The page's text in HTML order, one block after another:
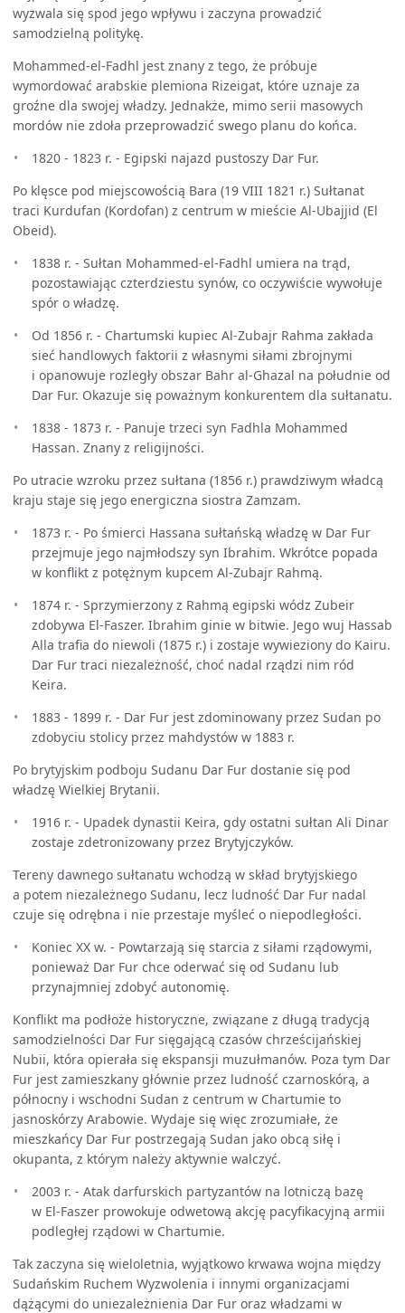
wyzwala się spod jego wpływu i zaczyna prowadzić
samodzielną politykę.
Mohammed-el-Fadhl jest znany z tego, że próbuje
wymordować arabskie plemiona Rizeigat, które uznaje za
groźne dla swojej władzy. Jednakże, mimo serii masowych
mordów nie zdoła przeprowadzić swego planu do końca.
1820 - 1823 r. - Egipski najazd pustoszy Dar Fur.
Po klęsce pod miejscowością Bara (19 VIII 1821 r.) Sułtanat
traci Kurdufan (Kordofan) z centrum w mieście Al-Ubajjid (El
Obeid).
1838 r. - Sułtan Mohammed-el-Fadhl umiera na trąd,
pozostawiając czterdziestu synów, co oczywiście wywołuje
spór o władzę.
Od 1856 r. - Chartumski kupiec Al-Zubajr Rahma zakłada
sieć handlowych faktorii z własnymi siłami zbrojnymi
i opanowuje rozległy obszar Bahr al-Ghazal na południe od
Dar Fur. Okazuje się poważnym konkurentem dla sułtanatu.
1838 - 1873 r. - Panuje trzeci syn Fadhla Mohammed
Hassan. Znany z religijności.
Po utracie wzroku przez sułtana (1856 r.) prawdziwym władcą
kraju staje się jego energiczna siostra Zamzam.
1873 r. - Po śmierci Hassana sułtańską władzę w Dar Fur
przejmuje jego najmłodszy syn Ibrahim. Wkrótce popada
w konflikt z potężnym kupcem Al-Zubajr Rahmą.
1874 r. - Sprzymierzony z Rahmą egipski wódz Zubeir
zdobywa El-Faszer. Ibrahim ginie w bitwie. Jego wuj Hassab
Alla trafia do niewoli (1875 r.) i zostaje wywieziony do Kairu.
Dar Fur traci niezależność, choć nadal rządzi nim ród
Keira.
1883 - 1899 r. - Dar Fur jest zdominowany przez Sudan po
zdobyciu stolicy przez mahdystów w 1883 r.
Po brytyjskim podboju Sudanu Dar Fur dostanie się pod
władzę Wielkiej Brytanii.
1916 r. - Upadek dynastii Keira, gdy ostatni sułtan Ali Dinar
zostaje zdetronizowany przez Brytyjczyków.
Tereny dawnego sułtanatu wchodzą w skład brytyjskiego
a potem niezależnego Sudanu, lecz ludność Dar Fur nadal
czuje się odrębna i nie przestaje myśleć o niepodległości.
Koniec XX w. - Powtarzają się starcia z siłami rządowymi,
ponieważ Dar Fur chce oderwać się od Sudanu lub
przynajmniej zdobyć autonomię.
Konflikt ma podłoże historyczne, związane z długą tradycją
samodzielności Dar Fur sięgającą czasów chrześcijańskiej
Nubii, która opierała się ekspansji muzułmanów. Poza tym Dar
Fur jest zamieszkany głównie przez ludność czarnoskórą, a
północny i wschodni Sudan z centrum w Chartumie to
jasnoskórzy Arabowie. Wydaje się więc zrozumiałe, że
mieszkańcy Dar Fur postrzegają Sudan jako obcą siłę i
okupanta, z którym należy aktywnie walczyć.
2003 r. - Atak darfurskich partyzantów na lotniczą bazę
w El-Faszer prowokuje odwetową akcję pacyfikacyjną armii
podległej rządowi w Chartumie.
Tak zaczyna się wieloletnia, wyjątkowo krwawa wojna między
Sudańskim Ruchem Wyzwolenia i innymi organizacjami
dążącymi do uniezależnienia Dar Fur oraz władzami w